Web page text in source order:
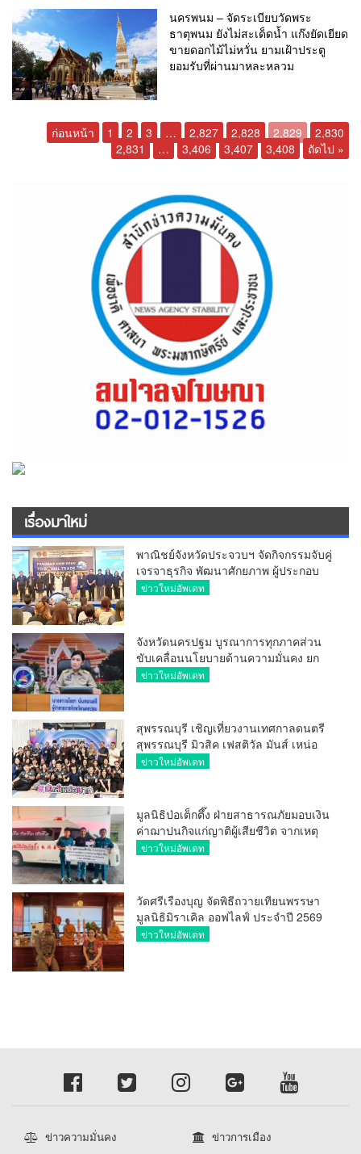
นครพนม – จัดระเบียบวัดพระ
ธาตุพนม ยังไม่สะเด็ดน้ำ แก๊งยัดเยียด
ขายดอกไม้ไม่หวั่น ยามเฝ้าประตู
ยอมรับที่ผ่านมาหละหลวม
ก่อนหน้า 1 2 3 … 2,827 2,828 2,829
2,830
2,831
… 3,406 3,407 3,408 ถัดไป »
เรื่องมาใหม่
พาณิชย์จังหวัดประจวบฯ จัดกิจกรรมจับคู่
เจรจาธุรกิจ พัฒนาศักยภาพ ผู้ประกอบ
การ ขยายช่องทางการค้า สู่การค้า
ข่าวใหม่อัพเดท
จังหวัดนครปฐม บูรณาการทุกภาคส่วน
ขับเคลื่อนนโยบายด้านความมั่นคง ยก
ระดับการป้องกันอาชญากรรมทาง
ข่าวใหม่อัพเดท
สุพรรณบุรี เชิญเที่ยวงานเทศกาลดนตรี
สุพรรณบุรี มิวสิค เฟสติวัล มันส์ เหน่อ
มาก
ข่าวใหม่อัพเดท
มูลนิธิป่อเต็กตึ๊ง ฝ่ายสาธารณภัยมอบเงิน
ค่าฌาปนกิจแก่ญาติผู้เสียชีวิต จากเหตุ
เพลิงไหม้ โรงเบียร์ ณ ลาดพร้าว จำนวน
ข่าวใหม่อัพเดท
วัดศรีเรืองบุญ จัดพิธีถวายเทียนพรรษา
มูลนิธิมิราเคิล ออฟไลฟ์ ประจำปี 2569
พล.ต.ต.ศิริวัฒน์ ดีพอ ให้เกียรติเป็น
ข่าวใหม่อัพเดท
ข่าวความมั่นคง ข่าวการเมือง